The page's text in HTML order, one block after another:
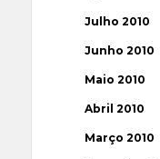
Julho 2010
Junho 2010
Maio 2010
Abril 2010
Março 2010